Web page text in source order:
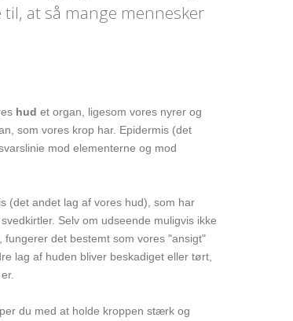
at så mange mennesker
hud et organ, ligesom vores nyrer og
som vores krop har. Epidermis (det
mod elementerne og mod
(det andet lag af vores hud), som har
Selv om udseende muligvis ikke
det bestemt som vores "ansigt"
lag af huden bliver beskadiget eller tørt,
du med at holde kroppen stærk og